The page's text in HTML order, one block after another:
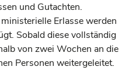
und Gutachten.
Erlasse werden
Sobald diese vollständig
von zwei Wochen an die
Personen weitergeleitet.